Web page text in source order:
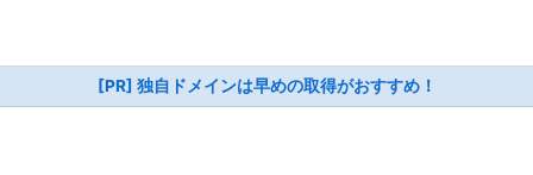
[PR] 独自ドメインは早めの取得がおすすめ！